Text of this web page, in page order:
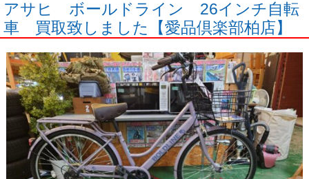
アサヒ ボールドライン 26インチ自転
車 買取致しました【愛品倶楽部柏店】